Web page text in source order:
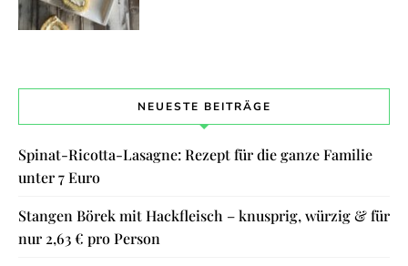
NEUESTE BEITRÄGE
Spinat-Ricotta-Lasagne: Rezept für die ganze Familie
unter 7 Euro
Stangen Börek mit Hackfleisch – knusprig, würzig & für
nur 2,63 € pro Person